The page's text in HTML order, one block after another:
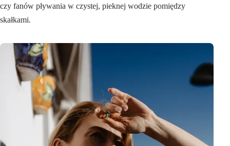
czy fanów pływania w czystej, pieknej wodzie pomiędzy
skałkami.